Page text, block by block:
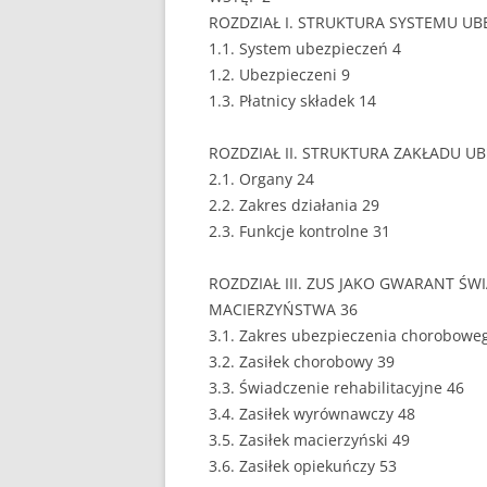
EUROPEISTYKA
HANDEL
LOGISTYKA I
MARKETING
MARKETING
ROZDZIAŁ I. STRUKTURA SYSTEMU
1.1. System ubezpieczeń 4
1.2. Ubezpieczeni 9
1.3. Płatnicy składek 14
ROZDZIAŁ II. STRUKTURA ZAKŁADU
2.1. Organy 24
2.2. Zakres działania 29
2.3. Funkcje kontrolne 31
ROZDZIAŁ III. ZUS JAKO GWARANT
MACIERZYŃSTWA 36
3.1. Zakres ubezpieczenia
3.2. Zasiłek chorobowy 39
3.3. Świadczenie rehabilitacyjne 46
3.4. Zasiłek wyrównawczy 48
3.5. Zasiłek macierzyński 49
3.6. Zasiłek opiekuńczy 53